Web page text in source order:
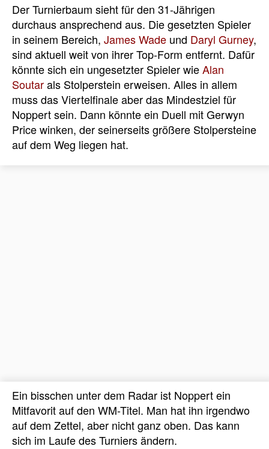
Der Turnierbaum sieht für den 31-Jährigen
durchaus ansprechend aus. Die gesetzten Spieler
in seinem Bereich, James Wade und Daryl Gurney,
sind aktuell weit von ihrer Top-Form entfernt. Dafür
könnte sich ein ungesetzter Spieler wieAlan
Soutarals Stolperstein erweisen. Alles in allem
muss das Viertelfinale aber das Mindestziel für
Noppert sein. Dann könnte ein Duell mit Gerwyn
Price winken, der seinerseits größere Stolpersteine
auf dem Weg liegen hat.
Ein bisschen unter dem Radar ist Noppert ein
Mitfavorit auf den WM-Titel. Man hat ihn irgendwo
auf dem Zettel, aber nicht ganz oben. Das kann
sich im Laufe des Turniers ändern.